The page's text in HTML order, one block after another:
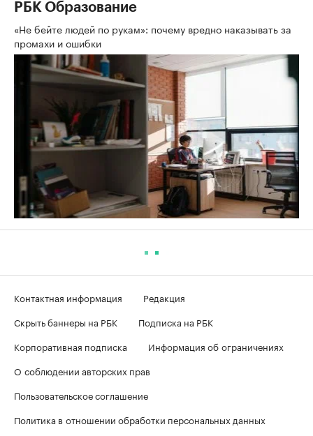
РБК Образование
«Не бейте людей по рукам»: почему вредно наказывать за
промахи и ошибки
Контактная информация
Редакция
Скрыть баннеры на РБК
Подписка на РБК
Корпоративная подписка
Информация об ограничениях
О соблюдении авторских прав
Пользовательское соглашение
Политика в отношении обработки персональных данных